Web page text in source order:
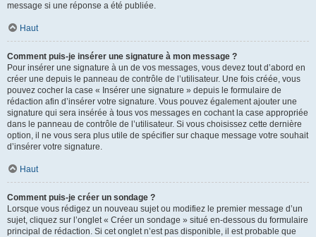
message si une réponse a été publiée.
Haut
Comment puis-je insérer une signature à mon message ?
Pour insérer une signature à un de vos messages, vous devez tout d’abord en
créer une depuis le panneau de contrôle de l’utilisateur. Une fois créée, vous
pouvez cocher la case « Insérer une signature » depuis le formulaire de
rédaction afin d’insérer votre signature. Vous pouvez également ajouter une
signature qui sera insérée à tous vos messages en cochant la case appropriée
dans le panneau de contrôle de l’utilisateur. Si vous choisissez cette dernière
option, il ne vous sera plus utile de spécifier sur chaque message votre souhait
d’insérer votre signature.
Haut
Comment puis-je créer un sondage ?
Lorsque vous rédigez un nouveau sujet ou modifiez le premier message d’un
sujet, cliquez sur l’onglet « Créer un sondage » situé en-dessous du formulaire
principal de rédaction. Si cet onglet n’est pas disponible, il est probable que